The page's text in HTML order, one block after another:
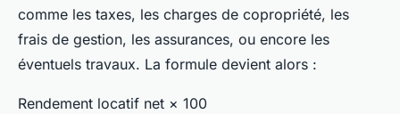
comme les taxes, les charges de copropriété, les
frais de gestion, les assurances, ou encore les
éventuels travaux. La formule devient alors :
Rendement locatif net × 100